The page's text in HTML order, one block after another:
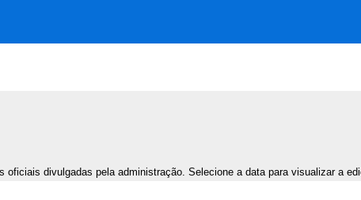
divulgadas pela administração. Selecione a data para visualizar a